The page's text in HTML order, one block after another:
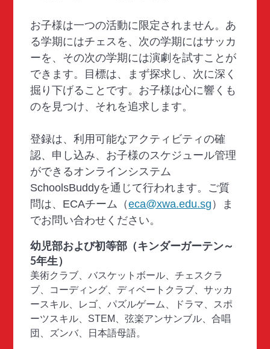
お子様は一つの活動に限定されません。あ
る学期にはチェスを、次の学期にはサッカ
ーを、その次の学期には演劇を試すことが
できます。目標は、まず探求し、次に深く
掘り下げることです。お子様は心に響くも
のを見つけ、それを追求します。
登録は、利用可能なアクティビティの確
認、申し込み、お子様のスケジュール管理
ができるオンラインシステム
SchoolsBuddyを通じて行われます。ご質
問は、ECAチーム（eca@xwa.edu.sg ）ま
でお問い合わせください。
幼児部および初等部（キンダーガーテン～
5年生）
美術クラブ、バスケットボール、チェスクラ
ブ、コーディング、ディベートクラブ、サッカ
ースキル、レゴ、パズルゲーム、ドラマ、スポ
ーツスキル、STEM、弦楽アンサンブル、合唱
団、ズンバ、日本語母語。